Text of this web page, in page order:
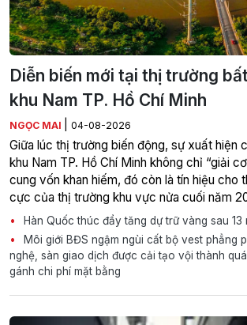
Diễn biến mới tại thị trường
khu Nam TP. Hồ Chí Minh
NGỌC MAI 04-08-2026
Giữa lúc thị trường biến động, sự xuất hiện
khu Nam TP. Hồ Chí Minh không chỉ “giải
cung vốn khan hiếm, đó còn là tín hiệu cho
cực của thị trường khu vực nửa cuối năm
Hàn Quốc thúc đẩy tăng dự trữ vàng sau 13
Môi giới BĐS ngậm ngùi cất bộ vest phẳng
nghệ, sàn giao dịch được cải tạo vội thành
gánh chi phí mặt bằng